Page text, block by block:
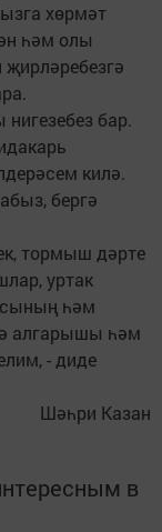
хөрмәт
һәм олы
бар.
килә.
бергә
тормыш дәрте
уртак
һәм
алгарышы һәм
- диде
Шәһри Казан
в